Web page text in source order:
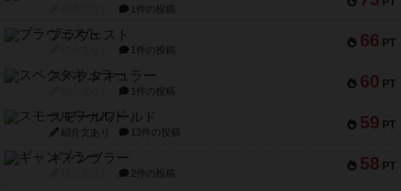
1件の投稿
66 PT
ブラヴェスト
1件の投稿
60 PT
スペクタキュラー
1件の投稿
59 PT
スモールワールド
紹介文あり 13件の投稿
58 PT
ギャンブラー
2件の投稿